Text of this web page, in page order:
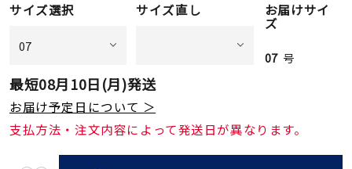
サイズ選択 サイズ直し お届けサイ
ズ
07 号
最短08月10日(月)発送
お届け予定日について ＞
支払方法・注文内容によって発送日が異なります。